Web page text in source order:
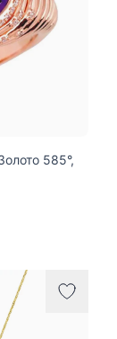
585°,